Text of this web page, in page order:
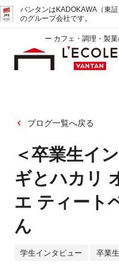
バンタンはKADOKAWA（東証
のグループ会社です。
ー カフェ・調理・製
ブログ一覧へ戻る
＜卒業生イ
ギとハカリ
エ ティート
ん
学生インタビュー 卒業生